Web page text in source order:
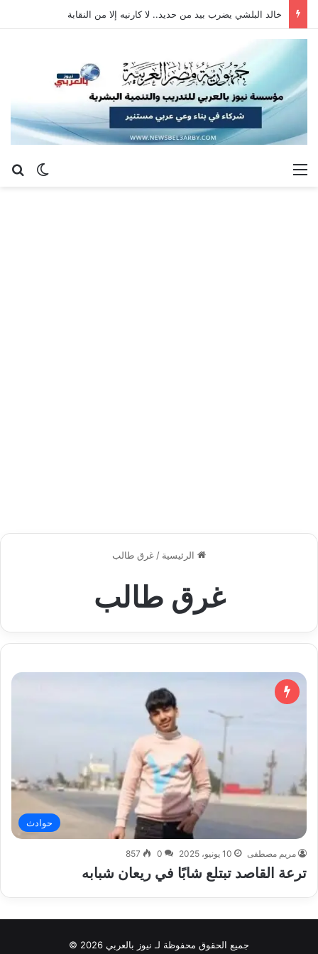
خالد البلشي يضرب بيد من حديد.. لا كارنيه إلا من النقابة
الوضع القائمة
الرئيسية /غرق طالب
غرق طالب
حوادث
مريم مصطفى 10 يونيو، 2025 0
857
ترعة القاصد تبتلع شابًا في ريعان شبابه
جميع الحقوق محفوظة لـ نيوز بالعربي 2026 ©